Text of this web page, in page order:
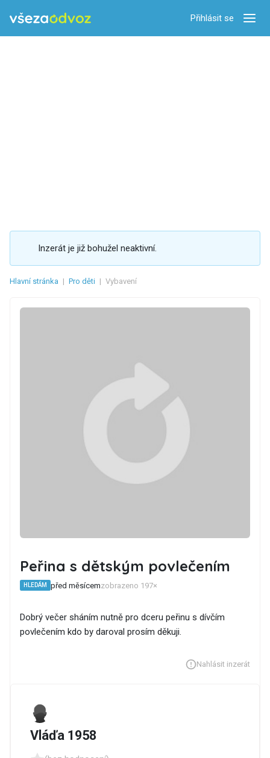
Přihlásit se
Inzerát je již bohužel neaktivní.
Hlavní stránka | Pro děti | Vybavení
Peřina s dětským povlečením
HLEDÁM před měsícemzobrazeno 197×
Dobrý večer sháním nutně pro dceru peřinu s dívčím
povlečením kdo by daroval prosím děkuji.
Nahlásit inzerát
Vláďa 1958